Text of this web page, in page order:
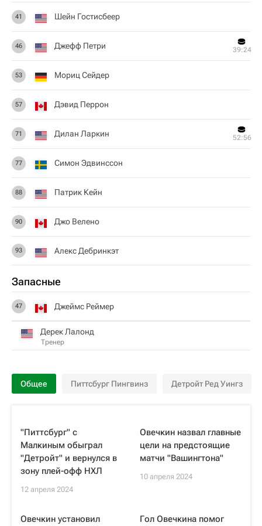
41 Шейн Гостисбеер
46 Джефф Петри 39:24
53 Мориц Сейдер
57 Дэвид Перрон
71 Дилан Ларкин 52:56
77 Симон Эдвинссон
88 Патрик Кейн
90 Джо Велено
93 Алекс Дебринкэт
Запасные
47 Джеймс Реймер
Дерек Лалонд
Тренер
Общее Питтсбург Пингвинз Детройт Ред Уингз
"Питтсбург" с
Малкиным обыграл
"Детройт" и вернулся в
зону плей-офф НХЛ
12 апреля 2024
Овечкин назвал главные
цели на предстоящие
матчи "Вашингтона"
10 апреля 2024
Овечкин установил
Гол Овечкина помог